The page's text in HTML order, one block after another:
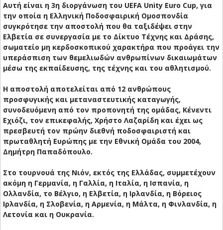
Αυτή είναι η 3η διοργάνωση του UEFA Unity Euro Cup, για
την οποία η Ελληνική Ποδοσφαιρική Ομοσπονδία
συγκρότησε την αποστολή που θα ταξιδέψει στην
Ελβετία σε συνεργασία με το Δίκτυο Τέχνης και Δράσης,
σωματείο μη κερδοσκοπικού χαρακτήρα που προάγει την
υπεράσπιση των θεμελιωδών ανθρωπίνων δικαιωμάτων
μέσω της εκπαίδευσης, της τέχνης και του αθλητισμού.
Η αποστολή αποτελείται από 12 ανθρώπους
προσφυγικής και μεταναστευτικής καταγωγής,
συνοδευόμενη από τον προπονητή της ομάδας, Κένεντι
Εχιόζι, τον επικεφαλής, Χρήστο Λαζαρίδη και έχει ως
πρεσβευτή τον πρώην διεθνή ποδοσφαιριστή και
πρωταθλητή Ευρώπης με την Εθνική Ομάδα του 2004,
Δημήτρη Παπαδόπουλο.
Στο τουρνουά της Νιόν, εκτός της Ελλάδας, συμμετέχουν
ακόμη η Γερμανία, η Γαλλία, η Ιταλία, η Ισπανία, η
Ολλανδία, το Βέλγιο, η Ελβετία, η Ιρλανδία, η Βόρειος
Ιρλανδία, η Σλοβενία, η Αρμενία, η Μάλτα, η Φινλανδία, η
Λετονία και η Ουκρανία.